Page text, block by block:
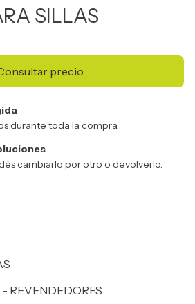
SILLAS
durante toda la compra.
cambiarlo por otro o devolverlo.
REVENDEDORES